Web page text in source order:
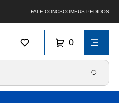
FALE CONOSCOMEUS PEDIDOS
0